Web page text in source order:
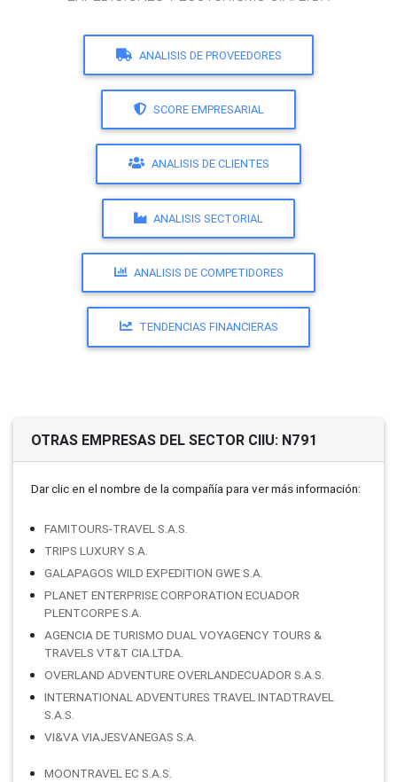
ANALISIS DE PROVEEDORES
SCORE EMPRESARIAL
ANALISIS DE CLIENTES
ANALISIS SECTORIAL
ANALISIS DE COMPETIDORES
TENDENCIAS FINANCIERAS
OTRAS EMPRESAS DEL SECTOR CIIU: N791
Dar clic en el nombre de la compañí­a para ver más información:
FAMITOURS-TRAVEL S.A.S.
TRIPS LUXURY S.A.
GALAPAGOS WILD EXPEDITION GWE S.A.
PLANET ENTERPRISE CORPORATION ECUADOR
PLENTCORPE S.A.
AGENCIA DE TURISMO DUAL VOYAGENCY TOURS &
TRAVELS VT&T CIA.LTDA.
OVERLAND ADVENTURE OVERLANDECUADOR S.A.S.
INTERNATIONAL ADVENTURES TRAVEL INTADTRAVEL
S.A.S.
VI&VA VIAJESVANEGAS S.A.
MOONTRAVEL EC S.A.S.